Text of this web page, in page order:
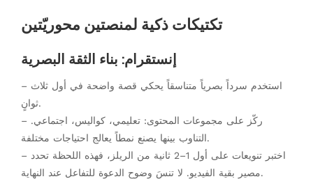
تكتيكات ذكية لمنصتين محوريّتين
إنستقرام: بناء الثقة البصرية
– استخدم سرداً بصرياً متناسقاً يحكي قصة واضحة في أول ثلاث
ثوانٍ.
– ركّز على مجموعات المحتوى: تعليمي، كواليس، اجتماعي.
التناوب بينها يصنع نمطاً يعالج احتياجات مختلفة.
– اختبر تنويعات على أول 1–2 ثانية من الريلز، فهذه اللحظة تحدد
مصير بقية الفيديو. لا تنسَ وضوح الدعوة للتفاعل عند النهاية.